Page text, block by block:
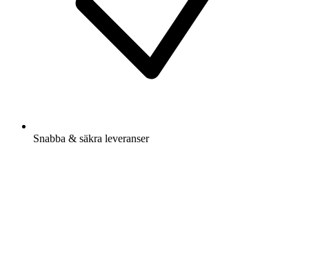
Snabba & säkra leveranser